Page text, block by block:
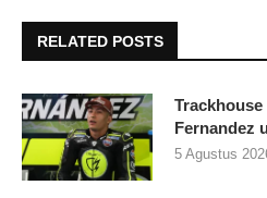
RELATED POSTS
Fernandez
5 Agustus